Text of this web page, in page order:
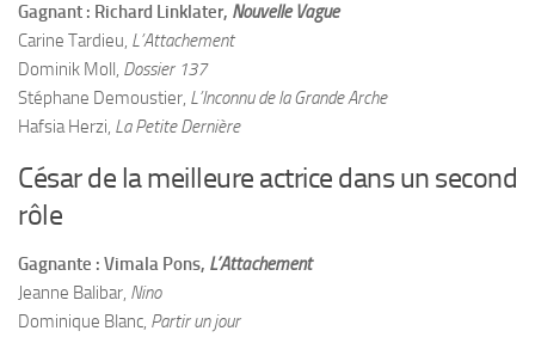
Gagnant : Richard Linklater, Nouvelle Vague
Carine Tardieu, L’Attachement
Dominik Moll, Dossier 137
Stéphane Demoustier, L’Inconnu de la Grande Arche
Hafsia Herzi, La Petite Dernière
César de la meilleure actrice dans un second
rôle
Gagnante : Vimala Pons, L’Attachement
Jeanne Balibar, Nino
Dominique Blanc, Partir un jour